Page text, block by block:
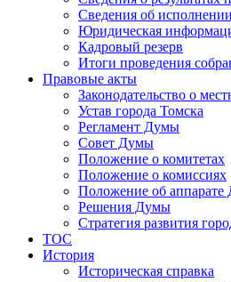
Сведения об
Юридическая
Кадровый резерв
Итоги проведения
Правовые акты
Законодательство о
Устав города Томска
Регламент Думы
Совет Думы
Положение о комитетах
Положение о комиссиях
Положение об
Решения Думы
Стратегия развития
ТОС
История
Историческая справка